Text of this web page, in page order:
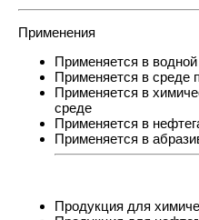
Применения
Применяется в
Применяется в среде
Применяется в
среде
Применяется в
Применяется в
Продукция для